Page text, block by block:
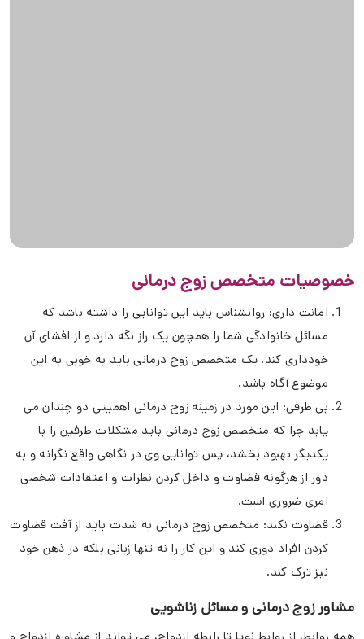
خصوصیات متخصص زوج درمانی
امانت داری: روانشناس باید این توانایی را داشته باشد که
مسائل خانوادگی شما را همچون یک راز نگه دارد و از افشای آن
خودداری کند. یک متخصص زوج درمانی باید به خوبی به این
موضوع آگاه باشد.
بی طرفی: این مورد در زمینه زوج درمانی اهمیتی دو چندان می
یابد چرا که متخصص زوج درمانی باید مشکلات طرفین را با
یکدیگر بهبود بخشد، پس توانایی وی در نگاهی واقع نگرانه و به
دور از هرگونه قضاوت و داخل کردن نظرات و اعتقادات شخصی
امری ضروری است.
قضاوت نکند: متخصص زوج درمانی به شدت باید از آفت قضاوت
کردن افراد دوری کند و این کار را نه تنها زبانی بلکه در ذهن خود
نیز ترک کند.
مشاور زوج درمانی و مسائل زناشویی